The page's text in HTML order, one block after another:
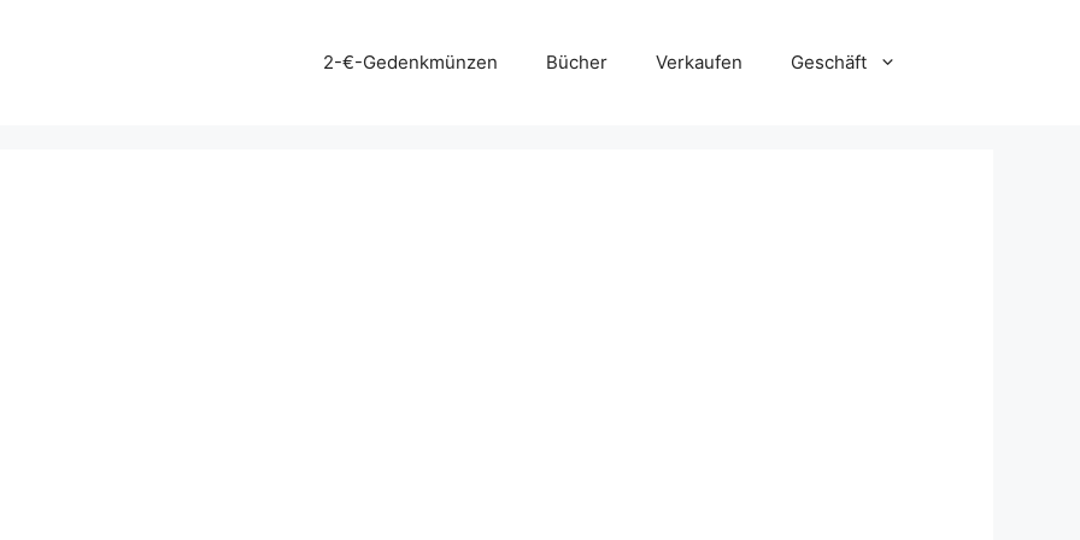
2-€-Gedenkmünzen Bücher Verkaufen Geschäft